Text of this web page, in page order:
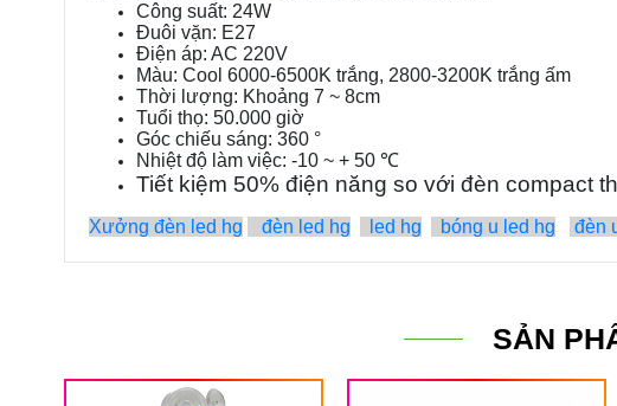
Công suất: 24W
Đuôi vặn: E27
Điện áp: AC 220V
Màu: Cool 6000-6500K trắng, 2800-3200K trắng ấm
Thời lượng: Khoảng 7 ~ 8cm
Tuổi thọ: 50.000 giờ
Góc chiếu sáng: 360 °
Nhiệt độ làm việc: -10 ~ + 50 ℃
Tiết kiệm 50% điện năng so với đèn compact
Xưởng đèn led hg đèn led hg led hg bóng u led hg đèn
SẢN